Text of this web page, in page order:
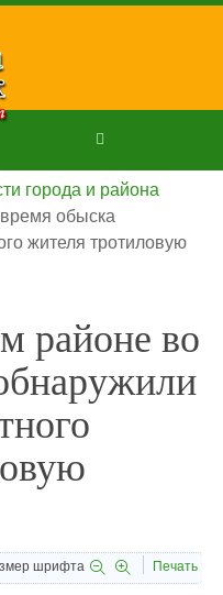
города и района
обыска
жителя тротиловую
районе во
шрифта Печать